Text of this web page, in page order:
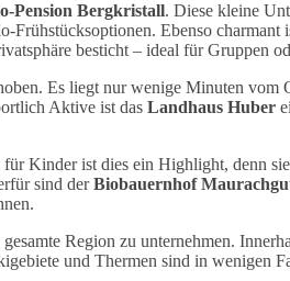
Pension Bergkristall. Diese kleine
Frühstücksoptionen. Ebenso charmant
besticht – ideal für Gruppen
Es liegt nur wenige Minuten vom
Aktive ist das Landhaus Huber
Kinder ist dies ein Highlight, denn
sind derBiobauernhof
Region zu unternehmen.
und Thermen sind in wenigen